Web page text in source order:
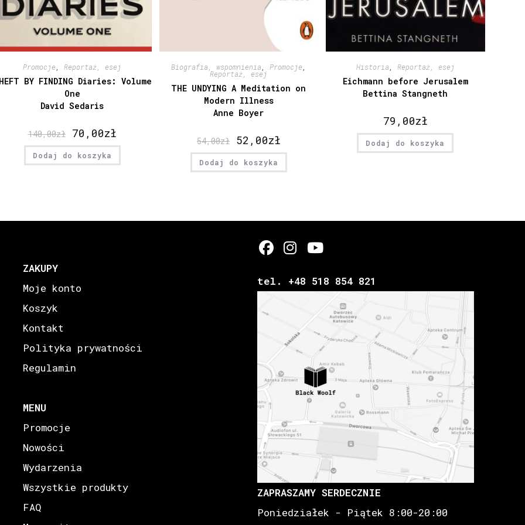
Promocje,Reportaż, esej
BY FINDING Diaries: Volume
One
David Sedaris
140,00zł 70,00zł
Dodaj do koszyka
Biografia, wspomnienia, Promocje,
Reportaż, esej
THE UNDYING A Meditation on
Modern Illness
Anne Boyer
54,00zł 52,00zł
Dodaj do koszyka
Historia, Reportaż, esej
Eichmann before Jerusalem
Bettina Stangneth
79,00zł
Dodaj do koszyka
ZAKUPY
Moje konto
Koszyk
Kontakt
Polityka prywatności
Regulamin
MENU
Promocje
Nowości
Wydarzenia
Wszystkie produkty
FAQ
tel. +48 518 854 821
ZAPRASZAMY SERDECZNIE
Poniedziałek - Piątek 8:00-20:00